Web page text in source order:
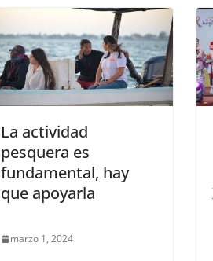
La actividad
pesquera es
fundamental, hay
que apoyarla
marzo 1, 2024